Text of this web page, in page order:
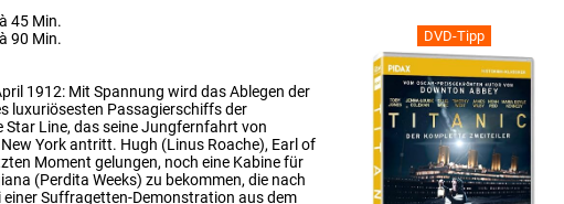
DVD-Tipp
à 45 Min.
à 90 Min.
1912: Mit Spannung wird das Ablegen der
luxuriösesten Passagierschiffs der
Star Line, das seine Jungfernfahrt von
York antritt. Hugh (Linus Roache), Earl of
Moment gelungen, noch eine Kabine für
(Perdita Weeks) zu bekommen, die nach
einer Suffragetten-Demonstration aus dem